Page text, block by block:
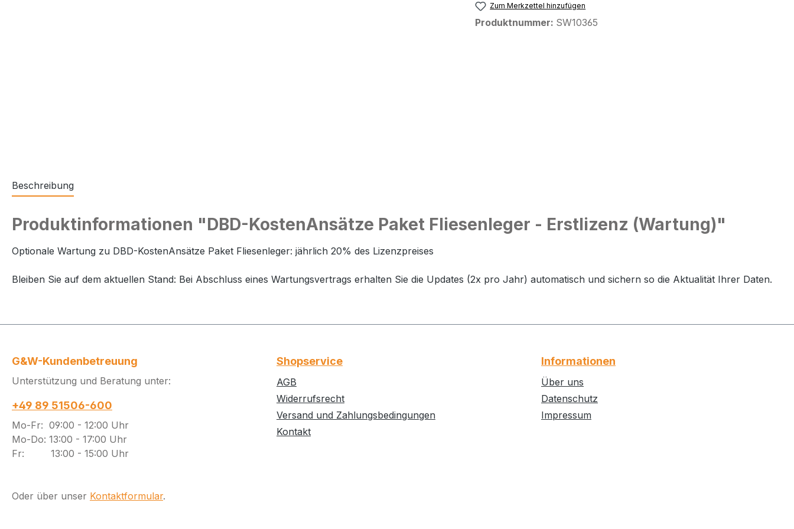
Zum Merkzettel hinzufügen
Produktnummer: SW10365
Beschreibung
Produktinformationen "DBD-KostenAnsätze Paket Fliesenleger - Erstlizenz (Wartung)"
Optionale Wartung zu DBD-KostenAnsätze Paket Fliesenleger: jährlich 20% des Lizenzpreises
Bleiben Sie auf dem aktuellen Stand: Bei Abschluss eines Wartungsvertrags erhalten Sie die Updates (2x pro Jahr) automatisch und sichern so die Aktualität Ihrer Daten.
G&W-Kundenbetreuung
Unterstützung und Beratung unter:
+49 89 51506-600
Mo-Fr: 09:00 - 12:00 Uhr
Mo-Do: 13:00 - 17:00 Uhr
Fr: 13:00 - 15:00 Uhr
Oder über unser Kontaktformular.
Shopservice
AGB
Widerrufsrecht
Versand und Zahlungsbedingungen
Kontakt
Informationen
Über uns
Datenschutz
Impressum